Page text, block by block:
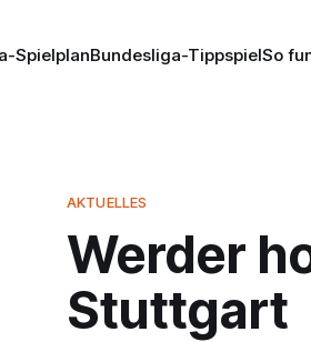
SpielplanBundesliga-TippspielSo
AKTUELLES
Werder
Stuttgart